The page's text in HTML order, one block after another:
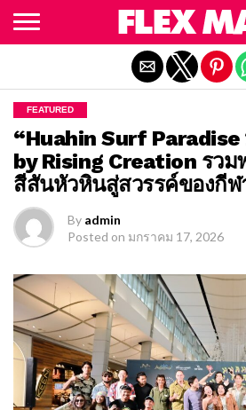
FEATURED
“Huahin Surf
by Rising Creation รวม
สีสันหัวหินสู่สวรรค์ของกีฬ
By admin
Posted on มกราคม 17, 2026
Exit mobile